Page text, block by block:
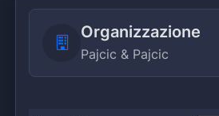
Organizzazione
Pajcic & Pajcic